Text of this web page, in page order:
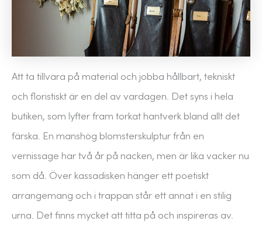
Att ta tillvara på material och jobba hållbart, tekniskt
och floristiskt är en del av vardagen. Det syns i hela
butiken, som lyfter fram torkat hantverk bland allt det
färska. En manshög blomsterskulptur från en
vernissage har två år på nacken, men är lika vacker nu
som då. Över kassadisken hänger ett poetiskt
arrangemang och i trappan står ett annat i en stilig
urna. Det finns mycket att titta på och inspireras av.